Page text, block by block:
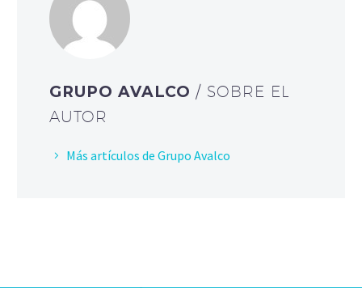
GRUPO AVALCO/ SOBRE EL
AUTOR
Más artículos de Grupo Avalco